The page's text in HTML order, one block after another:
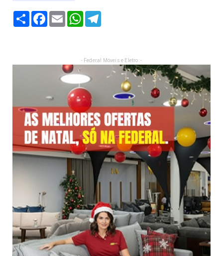
Share Facebook
Email WhatsApp
- Federal Móveis e Eletro: -